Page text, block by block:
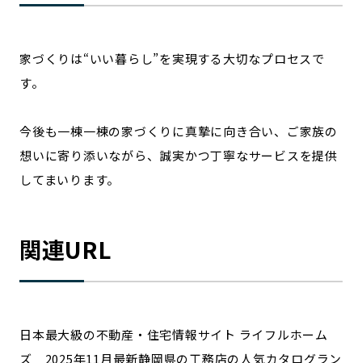
家づくりは“いい暮らし”を実現する大切なプロセスで
す。
今後も一棟一棟の家づくりに真摯に向き合い、ご家族の
想いに寄り添いながら、誠実かつ丁寧なサービスを提供
してまいります。
関連URL
日本最大級の不動産・住宅情報サイト ライフルホーム
ズ 2025年11月最新静岡県の工務店の人気カタログラン